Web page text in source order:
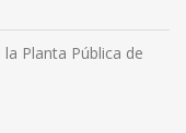
Planta Pública de